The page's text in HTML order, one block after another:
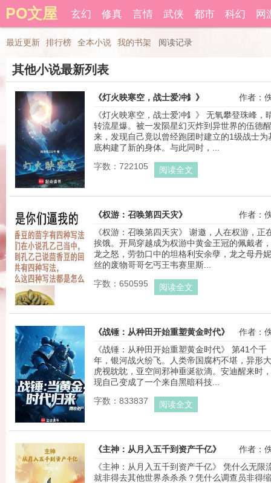
PO文屋 玄幻 修真 言情 武侠 都市 科幻 网
登录后可以拥有藏书和下载书籍功能。
最近更新
排行榜 全本小说 我的书架 阅读记录
其他小说最新列表
《灯火映寒空，战士爱冲釒》
作者：
《灯火映寒空，战士爱冲釒》 无氧攀登珠峰，
转流星爆。被一发陨星幻灭炸到异世界的伍德醒
来，发现自己竟以曾经跑团时建立的1级战士为
底构建了新的身体。与此同时，...
字数：722105
阅读全文
《权游：召唤第四天灾》
作者：
《权游：召唤第四天灾》 谢邀，人在权游，正
挨饿。开局穿越成为权游中黄金王冠的佩戴者
龙之怒，劳勃口中的坦格利安余孽，龙之母丹
丝的废物哥哥乞丐王韦赛里斯...
字数：650595
阅读全文
《战锤：从种田开始重塑黄金时代》
作者：
《战锤：从种田开始重塑黄金时代》 第41个千
年，银河战火纷飞。人类帝国腐朽不堪，异形
虎视眈眈，亚空间邪神垂涎欲滴。安迪醒来时
现自己变成了一个来自黑暗科技...
字数：833837
阅读全文
《主神：从月入五千到资产千亿》
作者：
《主神：从月入五千到资产千亿》 凭什么无限
就非得去其他世界杀杀杀？凭什么调查员非得